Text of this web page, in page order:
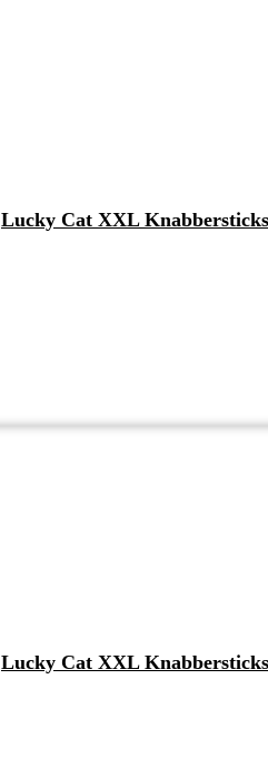
Lucky Cat XXL
Lucky Cat XXL